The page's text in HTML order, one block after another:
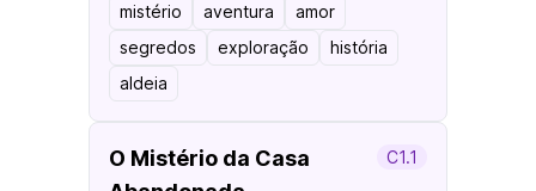
mistério aventura
amor
segredos
exploração
história
aldeia
O Mistério da Casa
C1.1